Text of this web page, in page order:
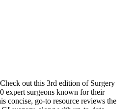
out this 3rd edition of Surgery
expert surgeons known for their
concise, go-to resource reviews the